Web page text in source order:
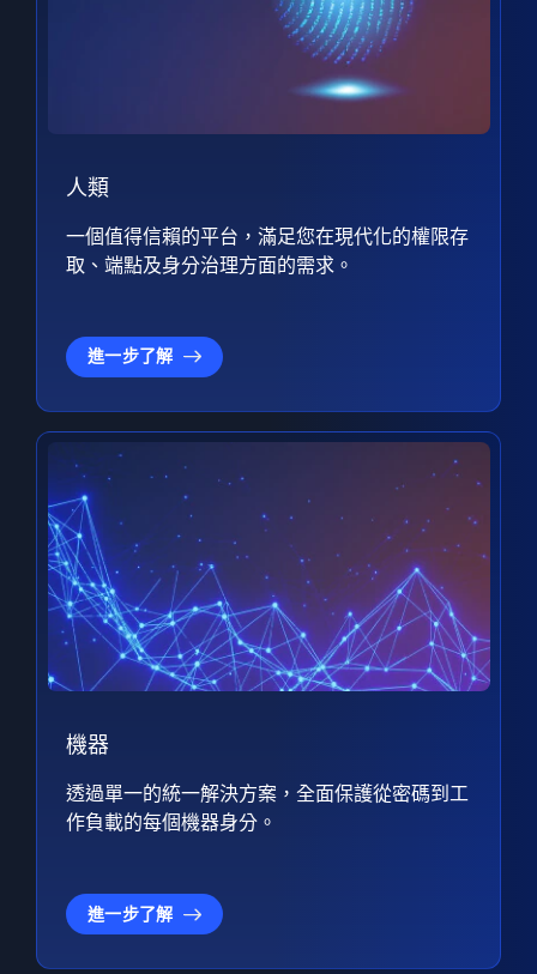
人類
一個值得信賴的平台，滿足您在現代化的權限存
取、端點及身分治理方面的需求。
進一步了解
機器
透過單一的統一解決方案，全面保護從密碼到工
作負載的每個機器身分。
進一步了解